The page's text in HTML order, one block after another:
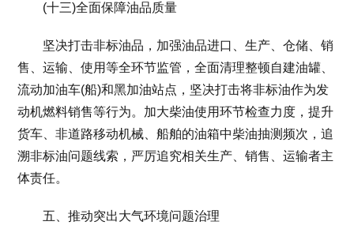
(十三)全面保障油品质量
坚决打击非标油品，加强油品进口、生产、仓储、销
售、运输、使用等全环节监管，全面清理整顿自建油罐、
流动加油车(船)和黑加油站点，坚决打击将非标油作为发
动机燃料销售等行为。加大柴油使用环节检查力度，提升
货车、非道路移动机械、船舶的油箱中柴油抽测频次，追
溯非标油问题线索，严厉追究相关生产、销售、运输者主
体责任。
五、推动突出大气环境问题治理